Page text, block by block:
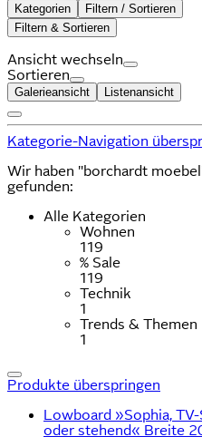
Kategorien
Filtern / Sortieren
Filtern & Sortieren
Ansicht wechseln
Sortieren
Galerieansicht Listenansicht
Kategorie-Navigation
Wir haben "borchardt
gefunden:
Alle Kategorien
Wohnen
119
% Sale
119
Technik
1
Trends & Themen
1
Produkte überspringen
Lowboard »Sophia,
oder stehend« Breite